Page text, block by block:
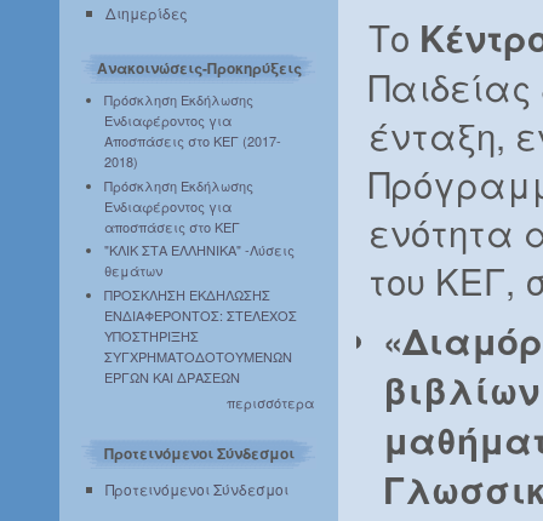
Διημερίδες
Ανακοινώσεις-Προκηρύξεις
Πρόσκληση Εκδήλωσης
Ενδιαφέροντος για
Αποσπάσεις στο ΚΕΓ (2017-
2018)
Πρόσκληση Εκδήλωσης
Ενδιαφέροντος για
αποσπάσεις στο ΚΕΓ
"ΚΛΙΚ ΣΤΑ ΕΛΛΗΝΙΚΑ" -Λύσεις
θεμάτων
ΠΡΟΣΚΛΗΣΗ ΕΚΔΗΛΩΣΗΣ
ΕΝΔΙΑΦΕΡΟΝΤΟΣ: ΣΤΕΛΕΧΟΣ
ΥΠΟΣΤΗΡΙΞΗΣ
ΣΥΓΧΡΗΜΑΤΟΔΟΤΟΥΜΕΝΩΝ
ΕΡΓΩΝ ΚΑΙ ΔΡΑΣΕΩΝ
περισσότερα
Προτεινόμενοι Σύνδεσμοι
Προτεινόμενοι Σύνδεσμοι
Το
ένταξη,
ενότητα
του ΚΕΓ,